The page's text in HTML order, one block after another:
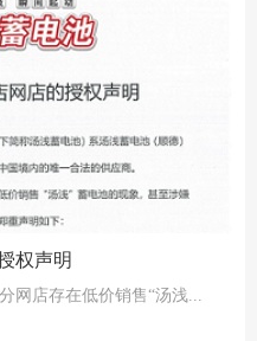
权声明
网店存在低价销售“汤浅...